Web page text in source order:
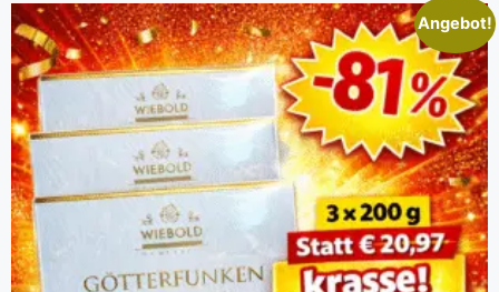
Angebot!